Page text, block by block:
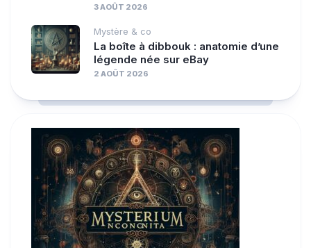
3 AOÛT 2026
Mystère & co
La boîte à dibbouk : anatomie d’une
légende née sur eBay
2 AOÛT 2026